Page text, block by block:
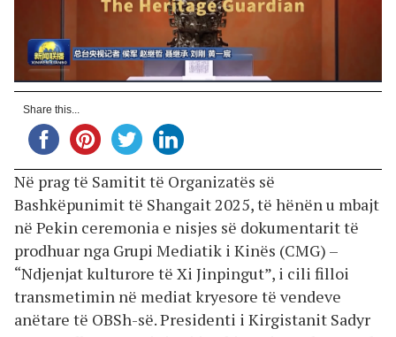
Share this...
Në prag të Samitit të Organizatës së
Bashkëpunimit të Shangait 2025, të hënën u mbajt
në Pekin ceremonia e nisjes së dokumentarit të
prodhuar nga Grupi Mediatik i Kinës (CMG) –
“Ndjenjat kulturore të Xi Jinpingut”, i cili filloi
transmetimin në mediat kryesore të vendeve
anëtare të OBSh-së. Presidenti i Kirgistanit Sadyr